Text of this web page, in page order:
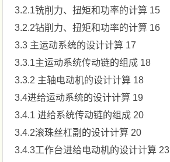
3.2.1铣削力、扭矩和功率的计算 15
3.2.2钻削力、扭矩和功率的计算 16
3.3 主运动系统的设计计算 17
3.3.1主运动系统传动链的组成 18
3.3.2 主轴电动机的设计计算 18
3.4进给运动系统的设计计算 19
3.4.1 进给系统传动链的组成 20
3.4.2滚珠丝杠副的设计计算 20
3.4.3工作台进给电动机的设计计算 23